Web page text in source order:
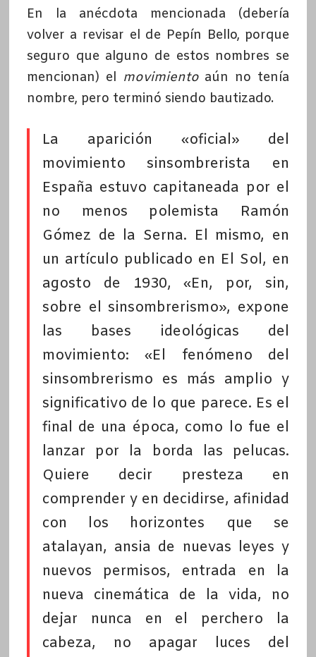
En la anécdota mencionada (debería
volver a revisar el de Pepín Bello, porque
seguro que alguno de estos nombres se
mencionan) el movimientoaún no tenía
nombre, pero terminó siendo bautizado.
La aparición «oficial» del
movimiento sinsombrerista en
España estuvo capitaneada por el
no menos polemista Ramón
Gómez de la Serna. El mismo, en
un artículo publicado en El Sol, en
agosto de 1930, «En, por, sin,
sobre el sinsombrerismo», expone
las bases ideológicas del
movimiento: «El fenómeno del
sinsombrerismo es más amplio y
significativo de lo que parece. Es el
final de una época, como lo fue el
lanzar por la borda las pelucas.
Quiere decir presteza en
comprender y en decidirse, afinidad
con los horizontes que se
atalayan, ansia de nuevas leyes y
nuevos permisos, entrada en la
nueva cinemática de la vida, no
dejar nunca en el perchero la
cabeza, no apagar luces del